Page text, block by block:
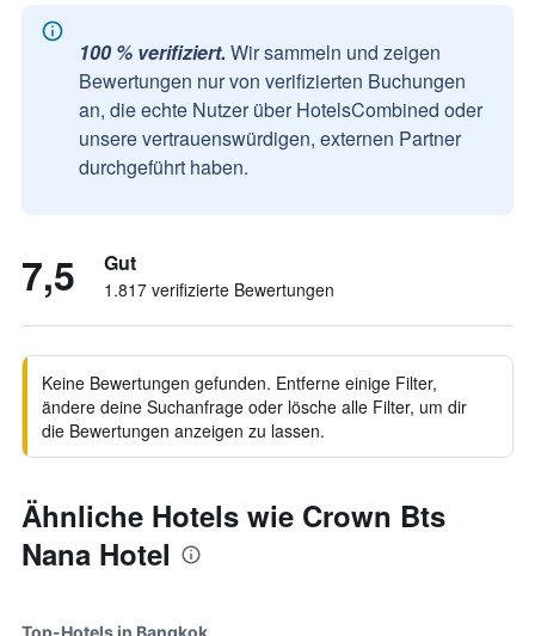
100 % verifiziert. Wir sammeln und zeigen
Bewertungen nur von verifizierten Buchungen
an, die echte Nutzer über HotelsCombined oder
unsere vertrauenswürdigen, externen Partner
durchgeführt haben.
7,5 Gut
1.817 verifizierte Bewertungen
Keine Bewertungen gefunden. Entferne einige Filter,
ändere deine Suchanfrage oder lösche alle Filter, um dir
die Bewertungen anzeigen zu lassen.
Ähnliche Hotels wie Crown Bts
Nana Hotel
Top-Hotels in Bangkok